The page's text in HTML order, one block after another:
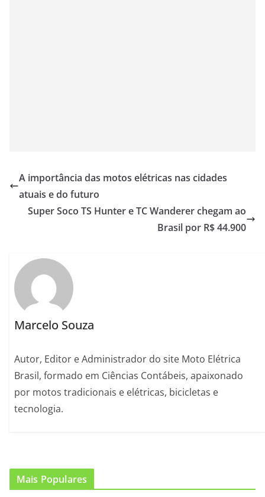
A importância das motos elétricas nas cidades
atuais e do futuro
Super Soco TS Hunter e TC Wanderer chegam ao
Brasil por R$ 44.900
Marcelo Souza
Autor, Editor e Administrador do site Moto Elétrica
Brasil, formado em Ciências Contábeis, apaixonado
por motos tradicionais e elétricas, bicicletas e
tecnologia.
Mais Populares